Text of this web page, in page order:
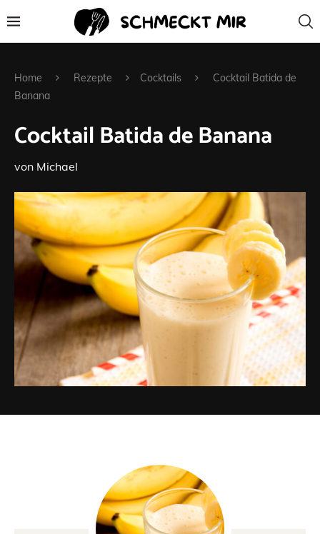
Home Rezepte Cocktails
Cocktail Batida de
Banana
Cocktail Batida de Banana
von Michael